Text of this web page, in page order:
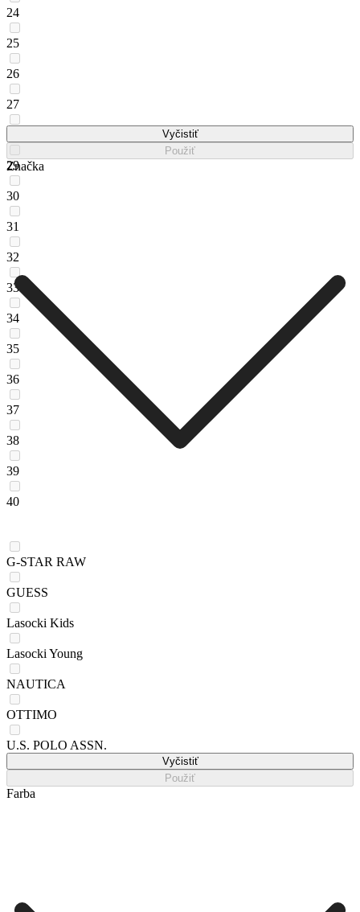
24
25
26
27
29
30
31
32
33
34
35
36
37
38
39
40
Vyčistiť
Použiť
Značka
G-STAR RAW
GUESS
Lasocki Kids
Lasocki Young
NAUTICA
OTTIMO
U.S. POLO ASSN.
Vyčistiť
Použiť
Farba